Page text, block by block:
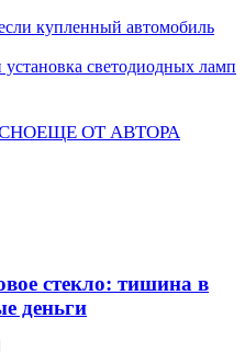
купленный автомобиль
установка светодиодных ламп
ЕЩЕ ОТ АВТОРА
стекло: тишина в
деньги